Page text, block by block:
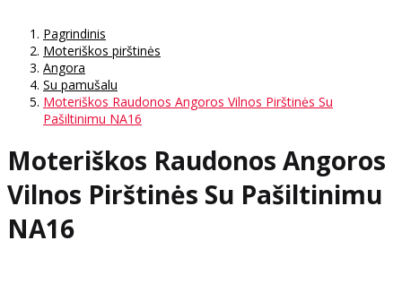
Pagrindinis
Moteriškos pirštinės
Angora
Su pamušalu
Moteriškos Raudonos Angoros Vilnos Pirštinės Su
Pašiltinimu NA16
Moteriškos Raudonos Angoros
Vilnos Pirštinės Su Pašiltinimu
NA16